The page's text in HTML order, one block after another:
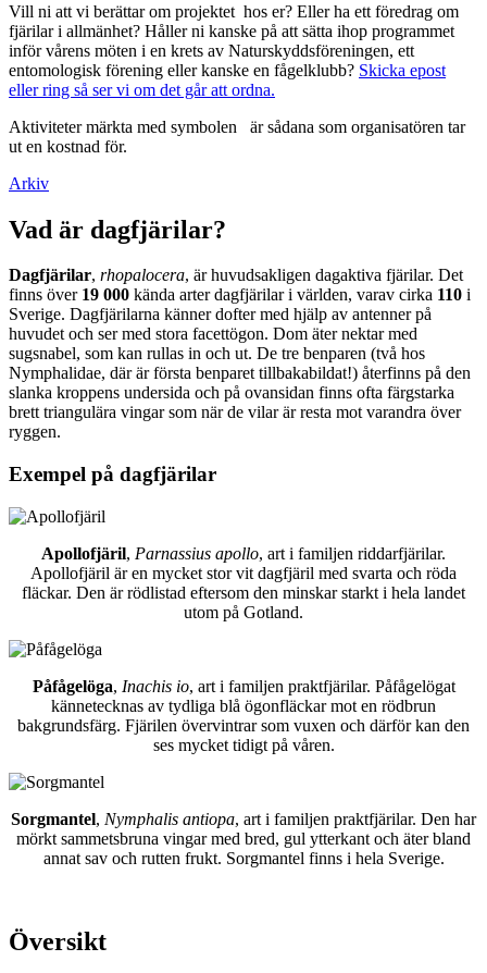
Vill ni att vi berättar om projektet hos er? Eller ha ett föredrag om
fjärilar i allmänhet? Håller ni kanske på att sätta ihop programmet
inför vårens möten i en krets av Naturskyddsföreningen, ett
entomologisk förening eller kanske en fågelklubb? Skicka epost
eller ring så ser vi om det går att ordna.
Aktiviteter märkta med symbolen
är sådana som organisatören tar
ut en kostnad för.
Arkiv
Vad är dagfjärilar?
Dagfjärilar, rhopalocera, är huvudsakligen dagaktiva fjärilar. Det
finns över 19 000 kända arter dagfjärilar i världen, varav cirka 110 i
Sverige. Dagfjärilarna känner dofter med hjälp av antenner på
huvudet och ser med stora facettögon. Dom äter nektar med
sugsnabel, som kan rullas in och ut. De tre benparen (två hos
Nymphalidae, där är första benparet tillbakabildat!) återfinns på den
slanka kroppens undersida och på ovansidan finns ofta färgstarka
brett triangulära vingar som när de vilar är resta mot varandra över
ryggen.
Exempel på dagfjärilar
Apollofjäril, Parnassius apollo, art i familjen riddarfjärilar.
Apollofjäril är en mycket stor vit dagfjäril med svarta och röda
fläckar. Den är rödlistad eftersom den minskar starkt i hela landet
utom på Gotland.
Påfågelöga, Inachis io, art i familjen praktfjärilar. Påfågelögat
kännetecknas av tydliga blå ögonfläckar mot en rödbrun
bakgrundsfärg. Fjärilen övervintrar som vuxen och därför kan den
ses mycket tidigt på våren.
Sorgmantel, Nymphalis antiopa, art i familjen praktfjärilar. Den har
mörkt sammetsbruna vingar med bred, gul ytterkant och äter bland
annat sav och rutten frukt. Sorgmantel finns i hela Sverige.
Översikt